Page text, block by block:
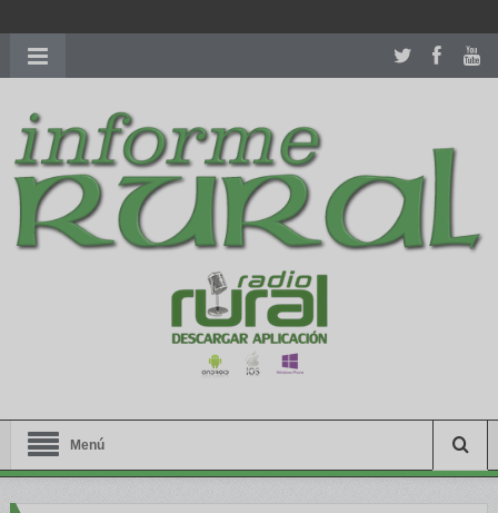
richardmillereplica
women.patekphilippe.tofor sale in usa recognized command with
dining room table ceremony. welcome to our
perfectwatches.is
shop. best youngsexdoll.comwith professional customer
services. 1: 1 design high
https://reallydiamond.com/
Menú